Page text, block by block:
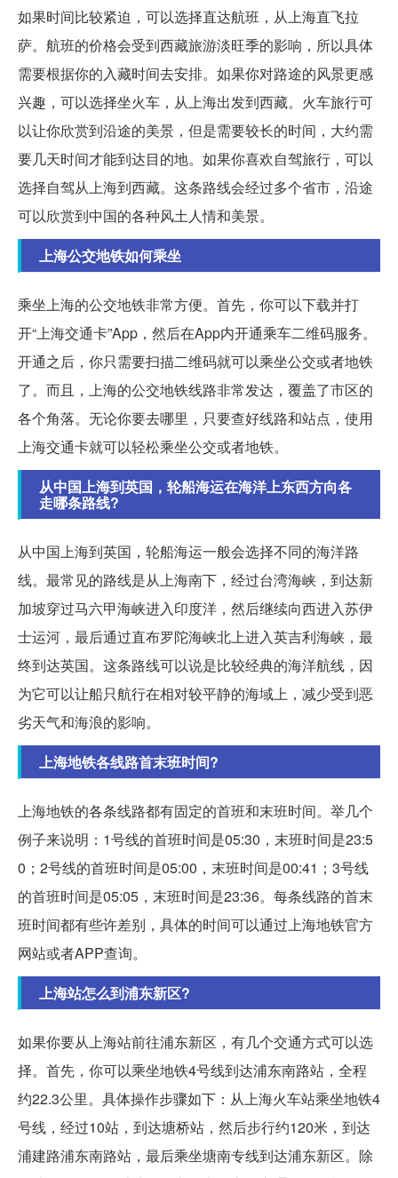
如果时间比较紧迫，可以选择直达航班，从上海直飞拉
萨。航班的价格会受到西藏旅游淡旺季的影响，所以具体
需要根据你的入藏时间去安排。如果你对路途的风景更感
兴趣，可以选择坐火车，从上海出发到西藏。火车旅行可
以让你欣赏到沿途的美景，但是需要较长的时间，大约需
要几天时间才能到达目的地。如果你喜欢自驾旅行，可以
选择自驾从上海到西藏。这条路线会经过多个省市，沿途
可以欣赏到中国的各种风土人情和美景。
上海公交地铁如何乘坐
乘坐上海的公交地铁非常方便。首先，你可以下载并打
开“上海交通卡”App，然后在App内开通乘车二维码服务。
开通之后，你只需要扫描二维码就可以乘坐公交或者地铁
了。而且，上海的公交地铁线路非常发达，覆盖了市区的
各个角落。无论你要去哪里，只要查好线路和站点，使用
上海交通卡就可以轻松乘坐公交或者地铁。
从中国上海到英国，轮船海运在海洋上东西方向各
走哪条路线?
从中国上海到英国，轮船海运一般会选择不同的海洋路
线。最常见的路线是从上海南下，经过台湾海峡，到达新
加坡穿过马六甲海峡进入印度洋，然后继续向西进入苏伊
士运河，最后通过直布罗陀海峡北上进入英吉利海峡，最
终到达英国。这条路线可以说是比较经典的海洋航线，因
为它可以让船只航行在相对较平静的海域上，减少受到恶
劣天气和海浪的影响。
上海地铁各线路首末班时间?
上海地铁的各条线路都有固定的首班和末班时间。举几个
例子来说明：1号线的首班时间是05:30，末班时间是23:5
0；2号线的首班时间是05:00，末班时间是00:41；3号线
的首班时间是05:05，末班时间是23:36。每条线路的首末
班时间都有些许差别，具体的时间可以通过上海地铁官方
网站或者APP查询。
上海站怎么到浦东新区?
如果你要从上海站前往浦东新区，有几个交通方式可以选
择。首先，你可以乘坐地铁4号线到达浦东南路站，全程
约22.3公里。具体操作步骤如下：从上海火车站乘坐地铁4
号线，经过10站，到达塘桥站，然后步行约120米，到达
浦建路浦东南路站，最后乘坐塘南专线到达浦东新区。除